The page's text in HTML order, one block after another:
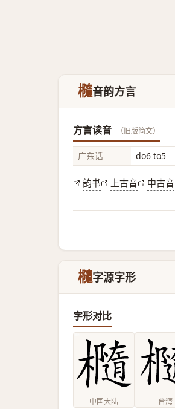
㰐音韵方言
方言读音 （旧版简文）
广东话 do6 to5
韵书 上古音 中古音
㰐字源字形
字形对比
中国大陆 台湾